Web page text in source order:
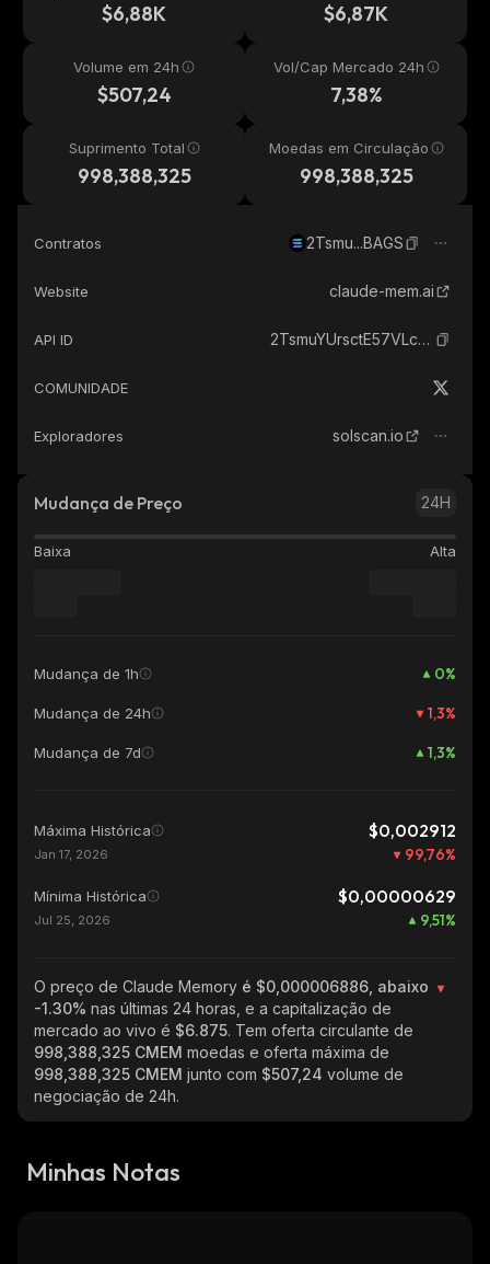
$6,88K $6,87K
Volume em 24h
$507,24
Vol/Cap Mercado 24h
7,38%
Suprimento Total
998,388,325
Moedas em Circulação
998,388,325
Contratos 2Tsmu...BAGS
Website claude-mem.ai
API ID 2TsmuYUrsctE57VLckZBYEEzdokUF8j8e1GavekWBAGS_solana
COMUNIDADE
Exploradores solscan.io
Mudança de Preço 24H
Baixa Alta
Mudança de 1h 0%
Mudança de 24h 1,3%
Mudança de 7d 1,3%
Máxima Histórica $0,002912
Jan 17, 2026 99,76%
Mínima Histórica $0,00000629
Jul 25, 2026 9,51%
O preço de Claude Memory é $0,000006886, abaixo
-1.30% nas últimas 24 horas, e a capitalização de
mercado ao vivo é $6.875. Tem oferta circulante de
998,388,325 CMEM moedas e oferta máxima de
998,388,325 CMEM junto com $507,24 volume de
negociação de 24h.
Minhas Notas